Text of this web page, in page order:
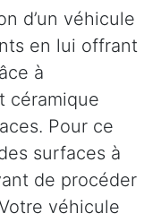
d’un véhicule
en lui offrant
à
céramique
Pour ce
surfaces à
de procéder
véhicule